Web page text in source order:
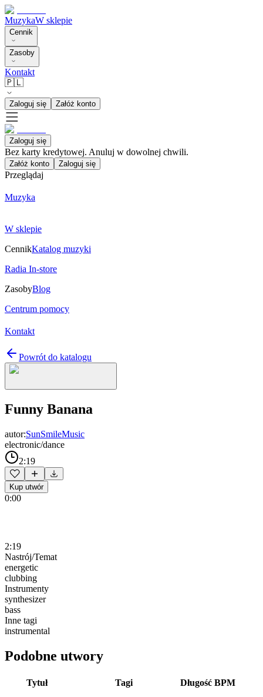
MuzykaW sklepie
Cennik
Zasoby
Kontakt
🇵🇱
Zaloguj się Załóż konto
Zaloguj się
Bez karty kredytowej. Anuluj w dowolnej chwili.
Załóż konto Zaloguj się
Przeglądaj
Muzyka
W sklepie
CennikKatalog muzyki
Radia In-store
ZasobyBlog
Centrum pomocy
Kontakt
Powrót do katalogu
Funny Banana
autor:SunSmileMusic
electronic/dance
2:19
Kup utwór
0:00
2:19
Nastrój/Temat
energetic
clubbing
Instrumenty
synthesizer
bass
Inne tagi
instrumental
Podobne utwory
Tytuł Tagi Długość BPM